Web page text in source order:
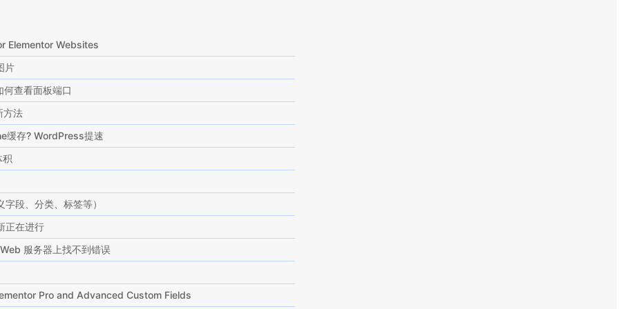
Elementor Websites
片
查看面板端口
方法
缓存? WordPress提速
段、分类、标签等）
正在进行
服务器上找不到错误
Pro and Advanced Custom Fields